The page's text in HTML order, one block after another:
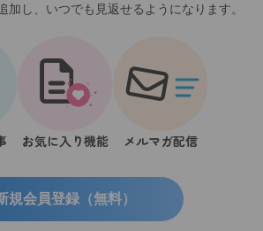
加し、いつでも見返せるようになります。
お気に入り機能 メルマガ配信
規会員登録（無料）